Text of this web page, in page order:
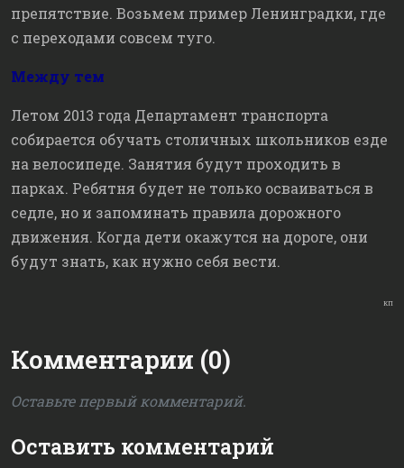
препятствие. Возьмем пример Ленинградки, где
с переходами совсем туго.
Между тем
Летом 2013 года Департамент транспорта
собирается обучать столичных школьников езде
на велосипеде. Занятия будут проходить в
парках. Ребятня будет не только осваиваться в
седле, но и запоминать правила дорожного
движения. Когда дети окажутся на дороге, они
будут знать, как нужно себя вести.
КП
Комментарии (0)
Оставьте первый комментарий.
Оставить комментарий